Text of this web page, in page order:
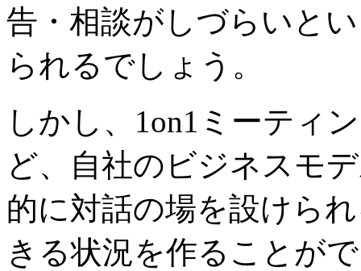
告・相談がしづらいと
られるでしょう。
しかし、1on1ミーティ
ど、自社のビジネスモ
的に対話の場を設けら
きる状況を作ることが